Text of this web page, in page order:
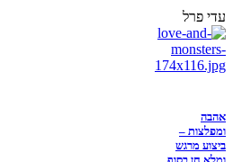
עדי פרל
אהבה
ומפלצות –
ביצוע מרגש